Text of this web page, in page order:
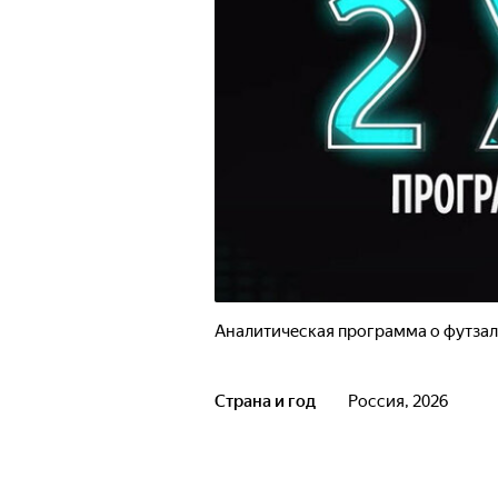
Аналитическая программа о
Страна и год Россия, 2026